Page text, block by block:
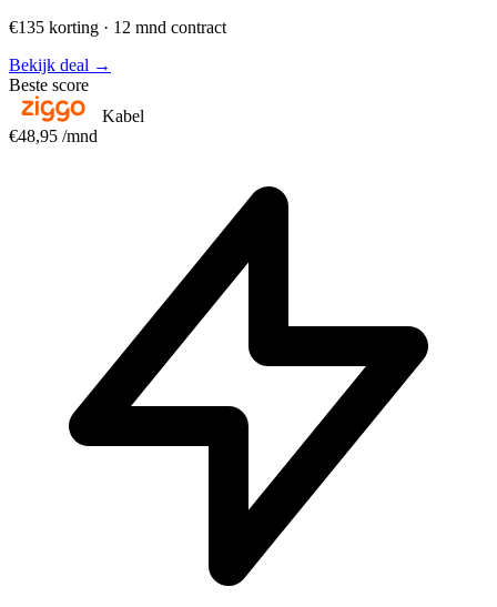
€135 korting · 12 mnd contract
Bekijk deal →
Beste score
Kabel
€48,95 /mnd